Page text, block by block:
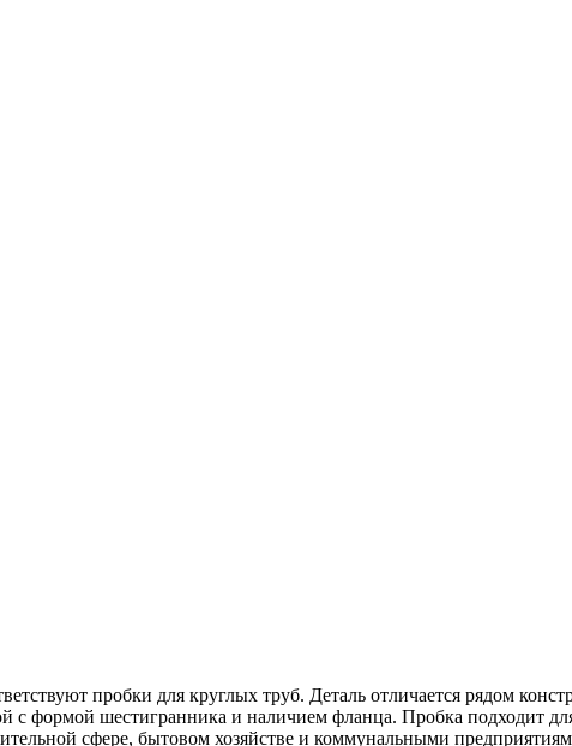
пробки для круглых труб. Деталь отличается рядом
с формой шестигранника и наличием фланца. Пробка подходит
сфере, бытовом хозяйстве и коммунальными